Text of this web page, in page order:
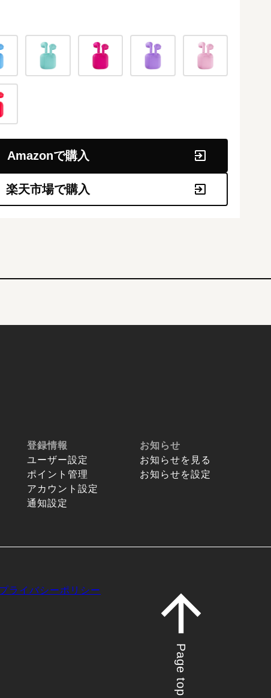
Amazonで購入
楽天市場で購入
登録情報
ユーザー設定
ポイント管理
アカウント設定
通知設定
お知らせ
お知らせを見る
お知らせを設定
プライバシーポリシー
Page top